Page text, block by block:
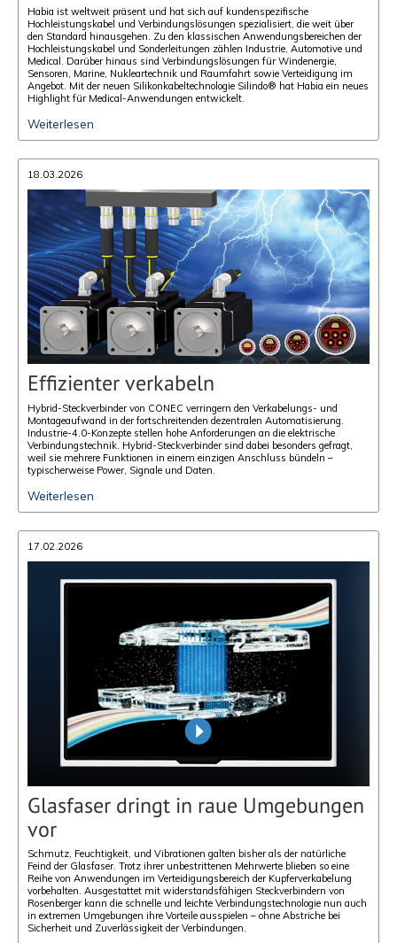
Habia ist weltweit präsent und hat sich auf kundenspezifische
Hochleistungskabel und Verbindungslösungen spezialisiert, die weit über
den Standard hinausgehen. Zu den klassischen Anwendungsbereichen der
Hochleistungskabel und Sonderleitungen zählen Industrie, Automotive und
Medical. Darüber hinaus sind Verbindungslösungen für Windenergie,
Sensoren, Marine, Nukleartechnik und Raumfahrt sowie Verteidigung im
Angebot. Mit der neuen Silikonkabeltechnologie Silindo® hat Habia ein neues
Highlight für Medical-Anwendungen entwickelt.
Weiterlesen
18.03.2026
Effizienter verkabeln
Hybrid-Steckverbinder von CONEC verringern den Verkabelungs- und
Montageaufwand in der fortschreitenden dezentralen Automatisierung.
Industrie-4.0-Konzepte stellen hohe Anforderungen an die elektrische
Verbindungstechnik. Hybrid-Steckverbinder sind dabei besonders gefragt,
weil sie mehrere Funktionen in einem einzigen Anschluss bündeln –
typischerweise Power, Signale und Daten.
Weiterlesen
17.02.2026
Glasfaser dringt in raue Umgebungen
vor
Schmutz, Feuchtigkeit, und Vibrationen galten bisher als der natürliche
Feind der Glasfaser. Trotz ihrer unbestrittenen Mehrwerte blieben so eine
Reihe von Anwendungen im Verteidigungsbereich der Kupferverkabelung
vorbehalten. Ausgestattet mit widerstandsfähigen Steckverbindern von
Rosenberger kann die schnelle und leichte Verbindungstechnologie nun auch
in extremen Umgebungen ihre Vorteile ausspielen – ohne Abstriche bei
Sicherheit und Zuverlässigkeit der Verbindungen.